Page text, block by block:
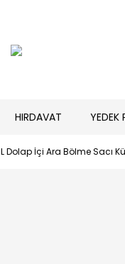
HIRDAVAT YEDEK
L Dolap İçi Ara Bölme Sacı